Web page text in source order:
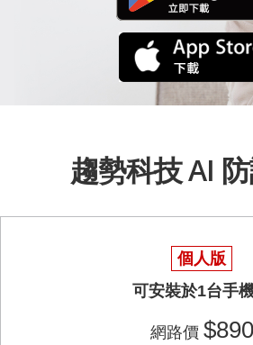
趨勢科技 AI
個人版
可安裝於1台手
網路價 $890